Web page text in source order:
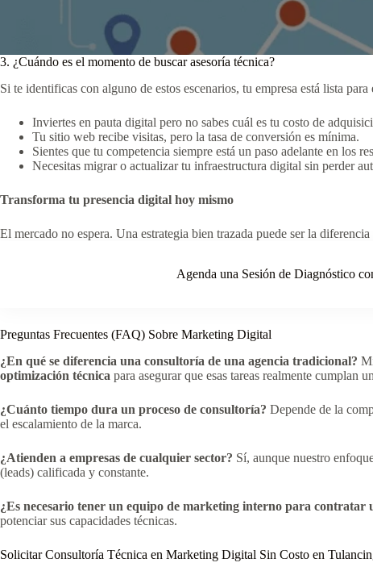
3. ¿Cuándo es el momento de buscar asesoría técnica?
Si te identificas con alguno de estos escenarios, tu empresa está lista
Inviertes en pauta digital pero no sabes cuál es tu costo de
Tu sitio web recibe visitas, pero la tasa de conversión es mínima.
Sientes que tu competencia siempre está un paso adelante en los
Necesitas migrar o actualizar tu infraestructura digital sin perder
Transforma tu presencia digital hoy mismo
El mercado no espera. Una estrategia bien trazada puede ser la
Agenda una Sesión de Diagnóstico
Preguntas Frecuentes (FAQ) Sobre Marketing Digital
¿En qué se diferencia una consultoría de una agencia tradicional?
optimización técnica para asegurar que esas tareas realmente cumplan
¿Cuánto tiempo dura un proceso de consultoría? Depende de la
el escalamiento de la marca.
¿Atienden a empresas de cualquier sector? Sí, aunque nuestro
(leads) calificada y constante.
¿Es necesario tener un equipo de marketing interno para contratar
potenciar sus capacidades técnicas.
Solicitar Consultoría Técnica en Marketing Digital Sin Costo en